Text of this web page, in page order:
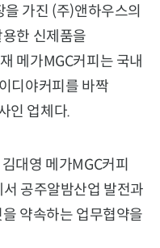
가진 (주)앤하우스의
용한 신제품을
메가MGC커피는 국내
디야커피를 바짝
인 업체다.
대영 메가MGC커피
공주알밤산업 발전과
약속하는 업무협약을